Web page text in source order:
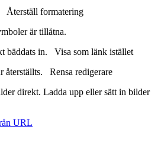
Återställ formatering
är tillåtna.
bäddats in. Visa som länk istället
återställts. Rensa redigerare
direkt. Ladda upp eller sätt in bilder
URL